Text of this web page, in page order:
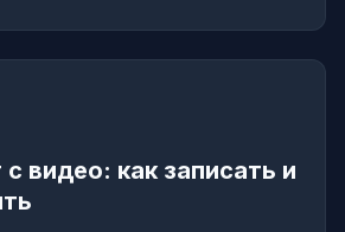
видео: как записать и